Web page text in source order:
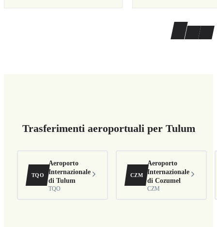
Trasferimenti aeroportuali per Tulum
TQO
Aeroporto
Internazionale
di Tulum
TQO
CZM
Aeroporto
Internazionale
di Cozumel
CZM